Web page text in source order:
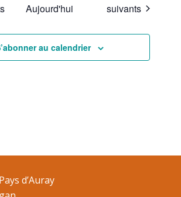
Aujourd'hui Évènements
suivants
au calendrier
d’Auray